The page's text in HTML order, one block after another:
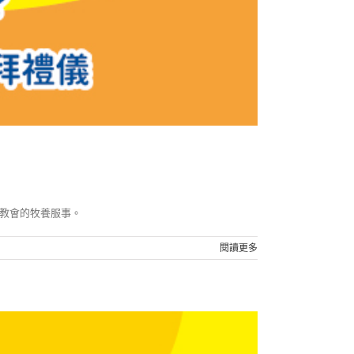
會的牧養服事。
閱讀更多